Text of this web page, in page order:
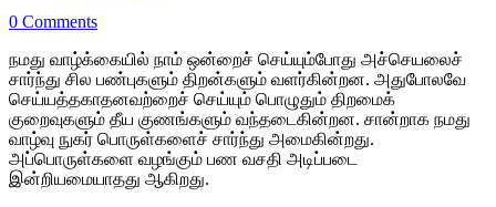
0 Comments
நமது வாழ்க்கையில் நாம் ஒன்றைச் செய்யும்போது அச்செயலைச்
சார்ந்து சில பண்புகளும் திறன்களும் வளர்கின்றன. அதுபோலவே
செய்யத்தகாதனவற்றைச் செய்யும் பொழுதும் திறமைக்
குறைவுகளும் தீய குணங்களும் வந்தடைகின்றன. சான்றாக நமது
வாழ்வு நுகர் பொருள்களைச் சார்ந்து அமைகின்றது.
அப்பொருள்களை வழங்கும் பண வசதி அடிப்படை
இன்றியமையாதது ஆகிறது.